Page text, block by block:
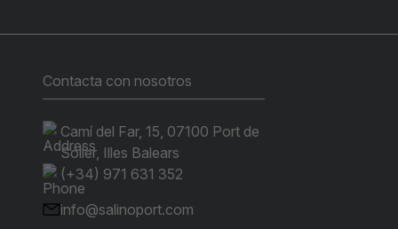
Contacta con nosotros
Camí del Far, 15, 07100 Port de
Sóller, Illes Balears
(+34) 971 631 352
info@salinoport.com